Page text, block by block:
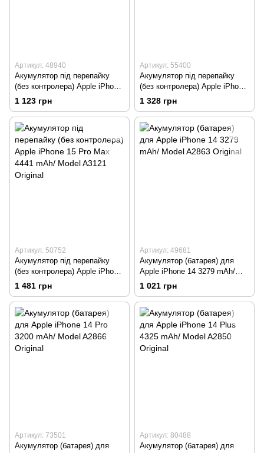
Артикул: 48940
Акумулятор під перепайку
(без контролера) Apple iPhone
15 Plus 4383 mAh/ Model
A3039 Original
1 123 грн
Артикул: 55400
Акумулятор під перепайку
(без контролера) Apple iPhone
15 Pro 3274 mAh/ Model A3011
1 328 грн
Артикул: 50752
Акумулятор під перепайку
(без контролера) Apple iPhone
15 Pro Max 4441 mAh/ Model
A3121 Original
1 481 грн
Артикул: 49681
Акумулятор (батарея) для
Apple iPhone 14 3279 mAh/
Model A2863 Original
1 021 грн
Артикул: 73501
Акумулятор (батарея) для
Артикул: 80488
Акумулятор (батарея) для